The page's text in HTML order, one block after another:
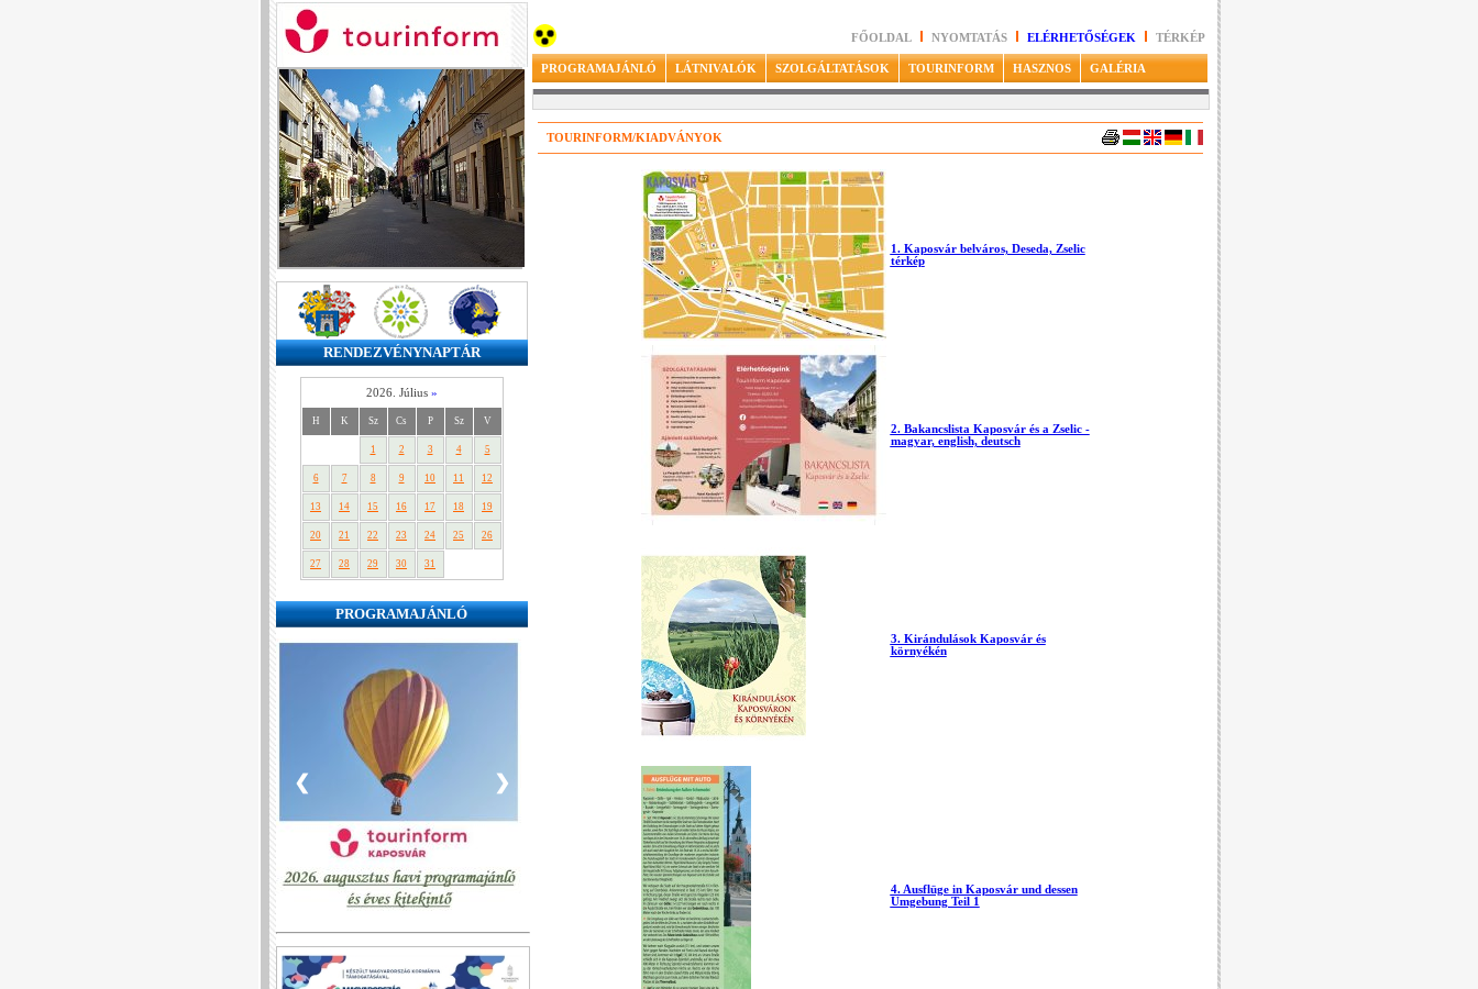
RENDEZVÉNYNAPTÁR
2026. Július »
H K Sz Cs P Sz V
1 2 3 4 5
6 7 8 9 10 11 12
13 14 15 16 17 18 19
20 21 22 23 24 25 26
27 28 29 30 31
PROGRAMAJÁNLÓ
❮ ❯
FŐOLDAL NYOMTATÁS ELÉRHETŐSÉGEK TÉRKÉP
PROGRAMAJÁNLÓ LÁTNIVALÓK SZOLGÁLTATÁSOK TOURINFORM HASZNOS GALÉRIA
TOURINFORM/KIADVÁNYOK
1. Kaposvár belváros, Deseda, Zselic
térkép
2. Bakancslista Kaposvár és a Zselic -
magyar, english, deutsch
3. Kirándulások Kaposvár és
környékén
4. Ausflüge in Kaposvár und dessen
Umgebung Teil 1